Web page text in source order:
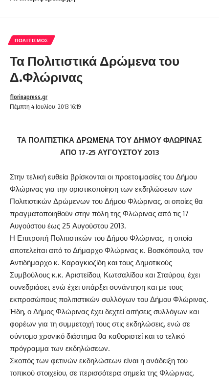
ΠΟΛΙΤΙΣΜΌΣ
Τα Πολιτιστικά Δρώμενα του
Δ.Φλώρινας
Πέμπτη 4 Ιουλίου, 2013 16:19
florinapress.gr
ΤΑ ΠΟΛΙΤΙΣΤΙΚΑ ΔΡΩΜΕΝΑ ΤΟΥ ΔΗΜΟΥ ΦΛΩΡΙΝΑΣ
ΑΠΟ 17-25 ΑΥΓΟΥΣΤΟΥ 2013
Στην τελική ευθεία βρίσκονται οι προετοιμασίες του Δήμου
Φλώρινας για την οριστικοποίηση των εκδηλώσεων των
Πολιτιστικών Δρώμενων του Δήμου Φλώρινας, οι οποίες θα
πραγματοποιηθούν στην πόλη της Φλώρινας από τις 17
Αυγούστου έως 25 Αυγούστου 2013.
Η Επιτροπή Πολιτιστικών του Δήμου Φλώρινας, η οποία
αποτελείται από το Δήμαρχο Φλώρινας κ. Βοσκόπουλο, τον
Αντιδήμαρχο κ. Καραγκιοζίδη και τους Δημοτικούς
Συμβούλους κ.κ. Αριστείδου, Κωτσαλίδου και Σταύρου, έχει
συνεδριάσει, ενώ έχει υπάρξει συνάντηση και με τους
εκπροσώπους πολιτιστικών συλλόγων του Δήμου Φλώρινας.
Ήδη, ο Δήμος Φλώρινας έχει δεχτεί αιτήσεις συλλόγων και
φορέων για τη συμμετοχή τους στις εκδηλώσεις, ενώ σε
σύντομο χρονικό διάστημα θα καθοριστεί και το τελικό
πρόγραμμα των εκδηλώσεων.
Σκοπός των φετινών εκδηλώσεων είναι η ανάδειξη του
τοπικού στοιχείου, σε περισσότερα σημεία της Φλώρινας.